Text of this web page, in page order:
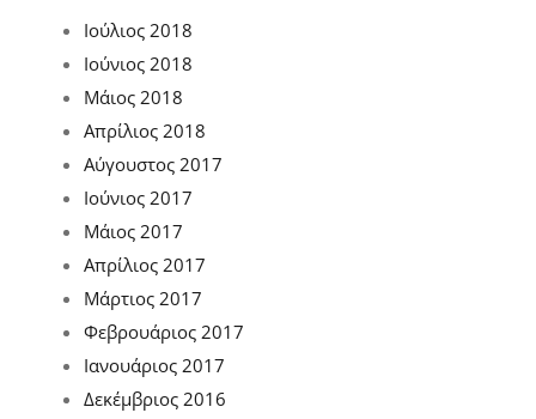
Ιούλιος 2018
Ιούνιος 2018
Μάιος 2018
Απρίλιος 2018
Αύγουστος 2017
Ιούνιος 2017
Μάιος 2017
Απρίλιος 2017
Μάρτιος 2017
Φεβρουάριος 2017
Ιανουάριος 2017
Δεκέμβριος 2016